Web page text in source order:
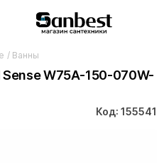
/ Ванны
Sense W75A-150-070W-
Код: 155541